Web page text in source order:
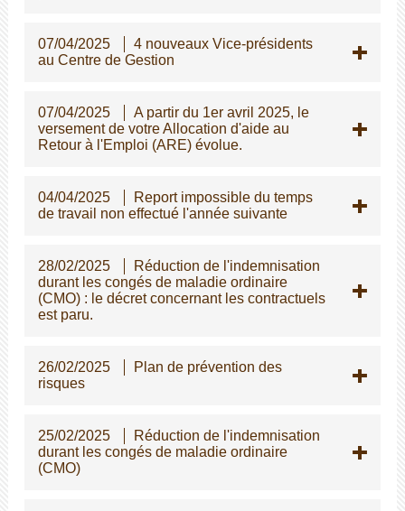
07/04/2025
4 nouveaux Vice-présidents
au Centre de Gestion
07/04/2025
A partir du 1er avril 2025, le
versement de votre Allocation d'aide au
Retour à l'Emploi (ARE) évolue.
04/04/2025
Report impossible du temps
de travail non effectué l'année suivante
28/02/2025
Réduction de l'indemnisation
durant les congés de maladie ordinaire
(CMO) : le décret concernant les contractuels
est paru.
26/02/2025
Plan de prévention des
risques
25/02/2025
Réduction de l'indemnisation
durant les congés de maladie ordinaire
(CMO)